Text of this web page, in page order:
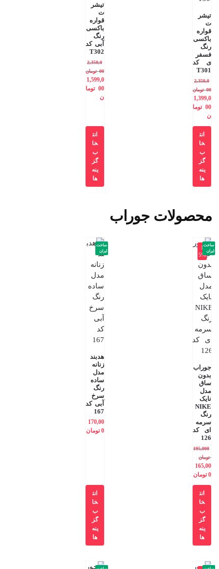
تیشر
ت
قواره
باکسی
رنگ
فسفر
ی کد
T301
2,350,0
00 تومان
1,399,0
00 توما
ن
انت
خا
ب
گز
ینه
ها
تیشر
ت
قواره
باکسی
رنگ
آبی کد
T302
2,350,0
00 تومان
1,599,0
00 توما
ن
انت
خا
ب
گز
ینه
ها
محصولات جوراب
-1
5%
جوراب
بدون
ساق
مدل
نایک
NIKE
رنگ
سرمه
ای کد
126
195,000
تومان
165,00
0 تومان
ساخت
ایران
انت
خا
ب
گز
ینه
ها
هدبند
زنانه
مدل
ساده
رنگ
سرخ
آبی کد
167
170,00
0 تومان
ساخت
ایران
انت
خا
ب
گز
ینه
ها